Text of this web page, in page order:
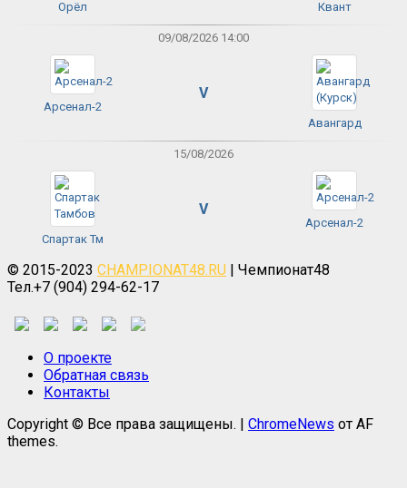
Орёл Квант
09/08/2026 14:00
Арсенал-2
V
Авангард
15/08/2026
Спартак Тм
V
Арсенал-2
© 2015-2023 CHAMPIONAT48.RU | Чемпионат48
Тел.+7 (904) 294-62-17
О проекте
Обратная связь
Контакты
Copyright © Все права защищены. | ChromeNews от AF
themes.